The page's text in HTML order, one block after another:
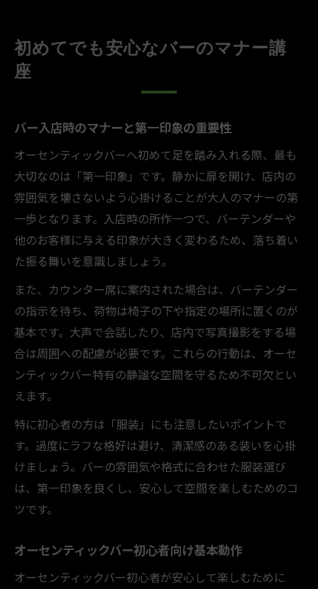
初めてでも安心なバーのマナー講
座
バー入店時のマナーと第一印象の重要性
オーセンティックバーへ初めて足を踏み入れる際、最も
大切なのは「第一印象」です。静かに扉を開け、店内の
雰囲気を壊さないよう心掛けることが大人のマナーの第
一歩となります。入店時の所作一つで、バーテンダーや
他のお客様に与える印象が大きく変わるため、落ち着い
た振る舞いを意識しましょう。
また、カウンター席に案内された場合は、バーテンダー
の指示を待ち、荷物は椅子の下や指定の場所に置くのが
基本です。大声で会話したり、店内で写真撮影をする場
合は周囲への配慮が必要です。これらの行動は、オーセ
ンティックバー特有の静謐な空間を守るため不可欠とい
えます。
特に初心者の方は「服装」にも注意したいポイントで
す。過度にラフな格好は避け、清潔感のある装いを心掛
けましょう。バーの雰囲気や格式に合わせた服装選び
は、第一印象を良くし、安心して空間を楽しむためのコ
ツです。
オーセンティックバー初心者向け基本動作
オーセンティックバー初心者が安心して楽しむために